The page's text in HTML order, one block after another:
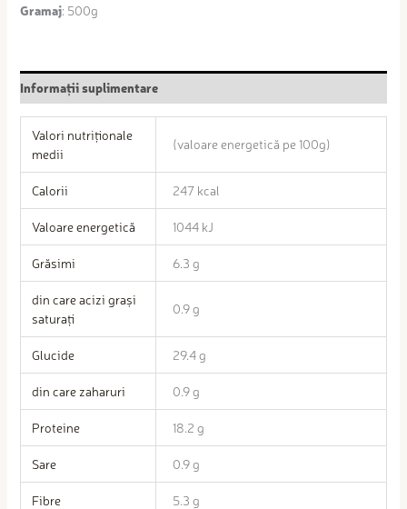
Gramaj: 500g
Informații suplimentare
Valori nutriționale
medii
(valoare energetică pe 100g)
Calorii 247 kcal
Valoare energetică 1044 kJ
Grăsimi 6.3 g
din care acizi grași
saturați
0.9 g
Glucide 29.4 g
din care zaharuri 0.9 g
Proteine 18.2 g
Sare 0.9 g
Fibre 5.3 g